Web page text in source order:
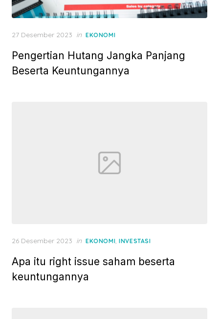
P
s
t
e
27 Desember 2023 in EKONOMI
Pengertian Hutang Jangka Panjang
Beserta Keuntungannya
P
s
t
e
26 Desember 2023 in EKONOMI,INVESTASI
Apa itu right issue saham beserta
keuntungannya